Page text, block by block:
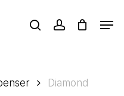
searchaccount
Diamond